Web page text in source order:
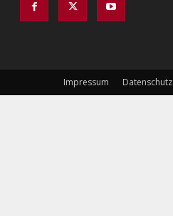
Impressum Datenschutz